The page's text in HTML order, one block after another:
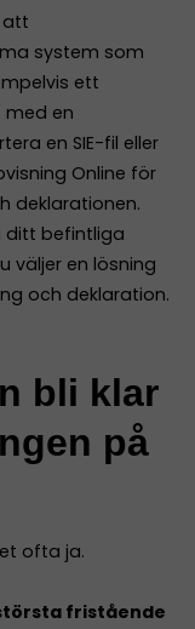
att
system som
ett
en
en SIE-fil eller
Online för
deklarationen.
ditt befintliga
väljer en lösning
och deklaration.
bli klar
på
ofta ja.
fristående